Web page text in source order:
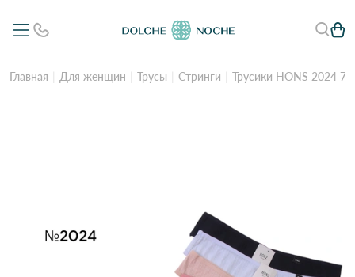
Главная Для женщин Трусы Стринги Трусики HONS 2024